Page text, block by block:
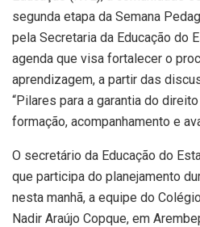
segunda etapa da Semana
pela Secretaria da Educação do
agenda que visa fortalecer o
aprendizagem, a partir das
“Pilares para a garantia do
formação, acompanhamento e
O secretário da Educação do
que participa do planejamento
nesta manhã, a equipe do
Nadir Araújo Copque, em